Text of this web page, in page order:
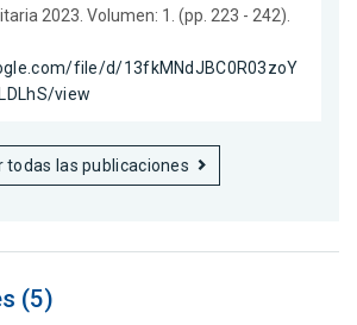
2023. Volumen: 1. (pp. 223 - 242).
file/d/13fkMNdJBC0R03zoY
view
todas las publicaciones
(5)